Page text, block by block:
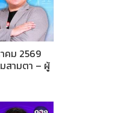
คม 2569
สามตา – ผู้